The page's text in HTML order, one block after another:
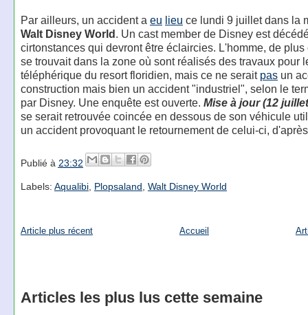
Par ailleurs, un accident a eu lieu ce lundi 9 juillet dans la
Walt Disney World. Un cast member de Disney est
cirtonstances qui devront être éclaircies. L'homme, de plus
se trouvait dans la zone où sont réalisés des travaux pour
téléphérique du resort floridien, mais ce ne serait pasun
construction mais bien un accident "industriel", selon le
par Disney. Une enquête est ouverte. Mise à jour (12
se serait retrouvée coincée en dessous de son véhicule
un accident provoquant le retournement de celui-ci,
Publié à 23:32
Labels: Aqualibi, Plopsaland, Walt Disney World
Article plus récent Accueil
Articles les plus lus cette semaine